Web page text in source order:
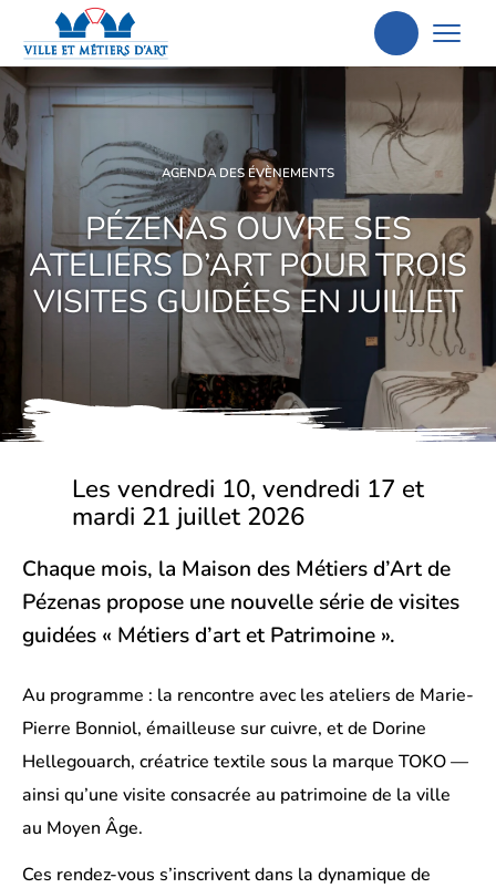
Aller
la
recherche
AGENDA DES ÉVÈNEMENTS
PÉZENAS OUVRE SES
ATELIERS D’ART POUR TROIS
VISITES GUIDÉES EN JUILLET
Les vendredi 10, vendredi 17 et
mardi 21 juillet 2026
Chaque mois, la Maison des Métiers d’Art de
Pézenas propose une nouvelle série de visites
guidées « Métiers d’art et Patrimoine ».
Au programme : la rencontre avec les ateliers de Marie-
Pierre Bonniol, émailleuse sur cuivre, et de Dorine
Hellegouarch, créatrice textile sous la marque TOKO —
ainsi qu’une visite consacrée au patrimoine de la ville
au Moyen Âge.
Ces rendez-vous s’inscrivent dans la dynamique de